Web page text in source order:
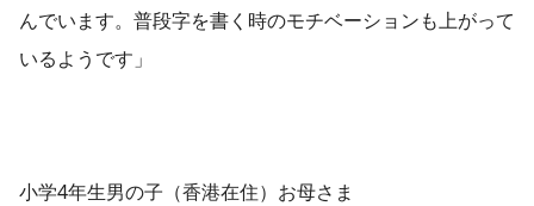
んでいます。普段字を書く時のモチベーションも上がって
いるようです」
小学4年生男の子（香港在住）お母さま